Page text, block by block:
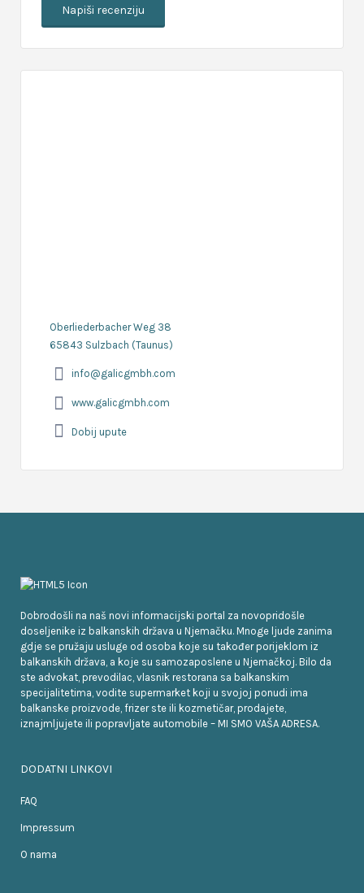
Oberliederbacher Weg 38
65843 Sulzbach (Taunus)
info@galicgmbh.com
www.galicgmbh.com
Dobij upute
Dobrodošli na naš novi informacijski portal za novopridošle
doseljenike iz balkanskih država u Njemačku. Mnoge ljude zanima
gdje se pružaju usluge od osoba koje su također porijeklom iz
balkanskih država, a koje su samozaposlene u Njemačkoj. Bilo da
ste advokat, prevodilac, vlasnik restorana sa balkanskim
specijalitetima, vodite supermarket koji u svojoj ponudi ima
balkanske proizvode, frizer ste ili kozmetičar, prodajete,
iznajmljujete ili popravljate automobile – MI SMO VAŠA ADRESA.
DODATNI LINKOVI
FAQ
Impressum
O nama